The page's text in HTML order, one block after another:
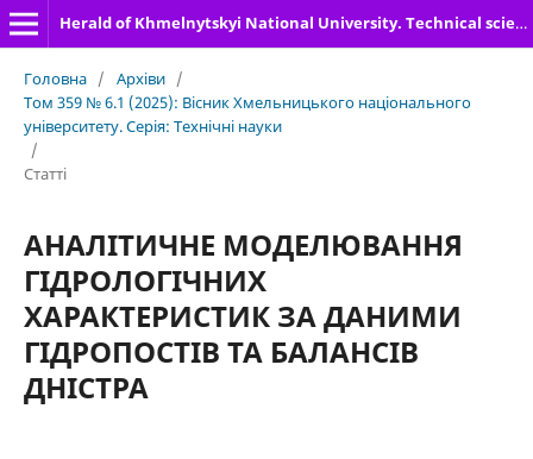
Herald of Khmelnytskyi National University. Technical sciences
Головна / Архіви /
Том 359 № 6.1 (2025): Вісник Хмельницького національного
університету. Серія: Технічні науки
/
Статті
АНАЛІТИЧНЕ МОДЕЛЮВАННЯ
ГІДРОЛОГІЧНИХ
ХАРАКТЕРИСТИК ЗА ДАНИМИ
ГІДРОПОСТІВ ТА БАЛАНСІВ
ДНІСТРА